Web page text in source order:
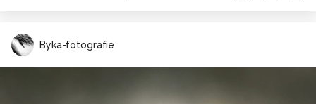
Byka-fotografie